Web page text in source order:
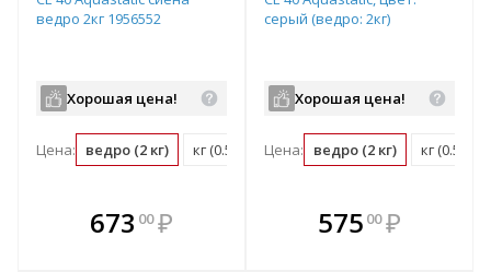
ведро 2кг 1956552
Хорошая цена!
Цена: ведро (2 кг) кг (0.5 ведро)
673 00 ₽
В комплекте
всегда выгоднее!
серый (ведро: 2кг)
Хорошая цена!
Цена: ведро (2 кг) кг (0.5
В комплекте
всегда выгоднее!
575 00 ₽